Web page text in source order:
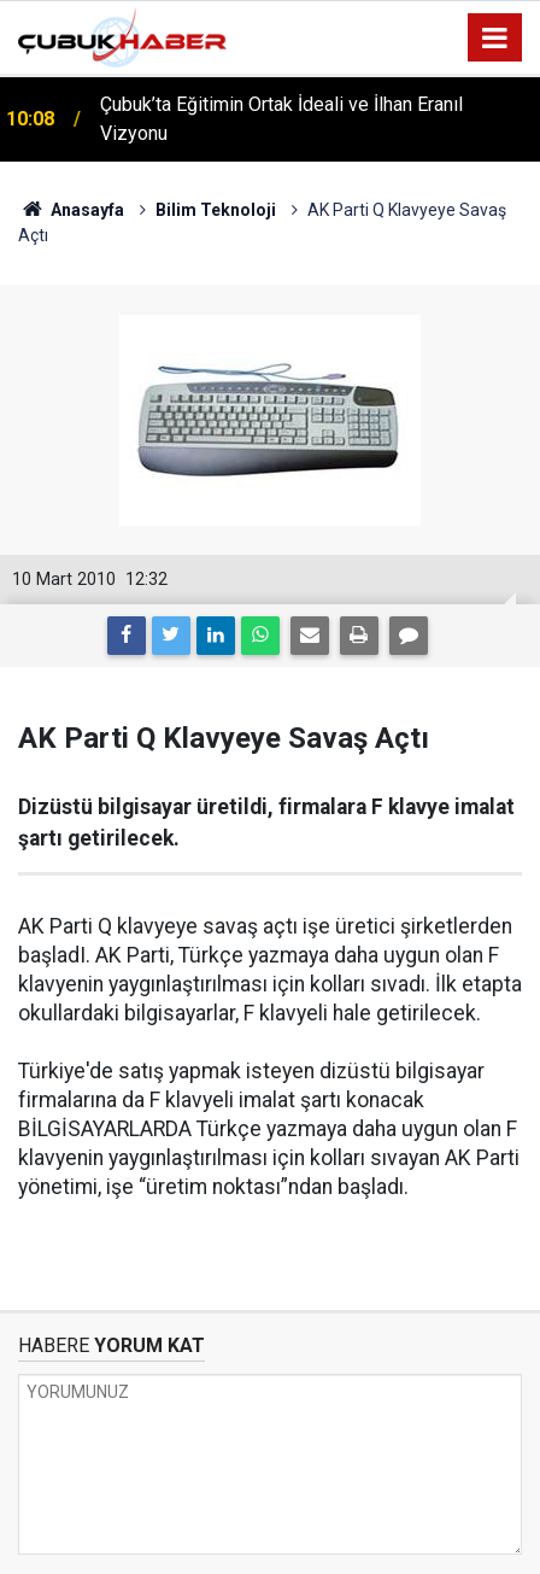
10:08
Çubuk’ta Eğitimin Ortak İdeali ve İlhan Eranıl
Vizyonu
Anasayfa Bilim Teknoloji
AK Parti Q Klavyeye Savaş
Açtı
12:32
10 Mart 2010
AK Parti Q Klavyeye Savaş Açtı
Dizüstü bilgisayar üretildi, firmalara F klavye imalat
şartı getirilecek.
AK Parti Q klavyeye savaş açtı işe üretici şirketlerden
başladI. AK Parti, Türkçe yazmaya daha uygun olan F
klavyenin yaygınlaştırılması için kolları sıvadı. İlk etapta
okullardaki bilgisayarlar, F klavyeli hale getirilecek.
Türkiye'de satış yapmak isteyen dizüstü bilgisayar
firmalarına da F klavyeli imalat şartı konacak
BİLGİSAYARLARDA Türkçe yazmaya daha uygun olan F
klavyenin yaygınlaştırılması için kolları sıvayan AK Parti
yönetimi, işe “üretim noktası”ndan başladı.
HABERE YORUM KAT